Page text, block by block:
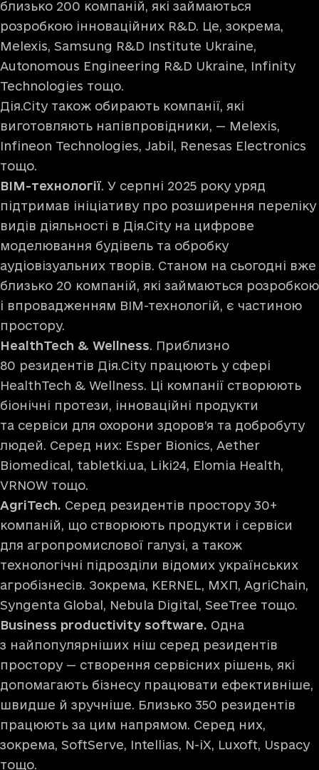
близько 200 компаній, які займаються
розробкою інноваційних R&D. Це, зокрема,
Melexis, Samsung R&D Institute Ukraine,
Autonomous Engineering R&D Ukraine, Infinity
Technologies тощо.
Дія.Сіty також обирають компанії, які
виготовляють напівпровідники, — Melexis,
Infineon Technologies, Jabil, Renesas Electronics
тощо.
ВІМ-технології. У серпні 2025 року уряд
підтримав ініціативу про розширення переліку
видів діяльності в Дія.Сіty на цифрове
моделювання будівель та обробку
аудіовізуальних творів. Станом на сьогодні вже
близько 20 компаній, які займаються розробкою
і впровадженням ВІМ-технологій, є частиною
простору.
HealthTech & Wellness. Приблизно
80 резидентів Дія.City працюють у сфері
HealthTech & Wellness. Ці компанії створюють
біонічні протези, інноваційні продукти
та сервіси для охорони здоров’я та добробуту
людей. Серед них: Esper Bionics, Aether
Biomedical, tаblеtkі.uа, Liki24, Elomia Health,
VRNOW тощо.
AgriTech. Серед резидентів простору 30+
компаній, що створюють продукти і сервіси
для агропромислової галузі, а також
технологічні підрозділи відомих українських
агробізнесів. Зокрема, KERNEL, МХП, AgriChain,
Syngenta Global, Nebula Digital, SeeTree тощо.
Business productivity software. Одна
з найпопулярніших ніш серед резидентів
простору — створення сервісних рішень, які
допомагають бізнесу працювати ефективніше,
швидше й зручніше. Близько 350 резидентів
працюють за цим напрямом. Серед них,
зокрема, SoftServe, Intellias, N-iX, Luxoft, Uspacy
тощо.